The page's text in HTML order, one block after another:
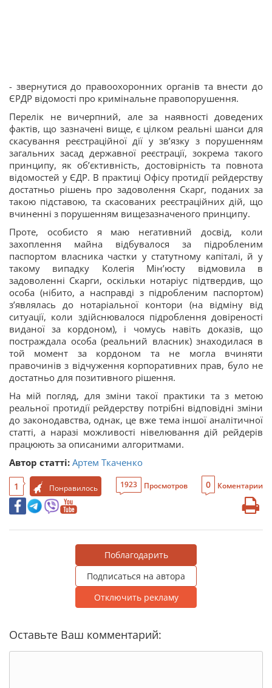
- звернутися до правоохоронних органів та внести до
ЄРДР відомості про кримінальне правопорушення.
Перелік не вичерпний, але за наявності доведених
фактів, що зазначені вище, є цілком реальні шанси для
скасування реєстраційної дії у зв’язку з порушенням
загальних засад державної реєстрації, зокрема такого
принципу, як об’єктивність, достовірність та повнота
відомостей у ЄДР. В практиці Офісу протидії рейдерству
достатньо рішень про задоволення Скарг, поданих за
такою підставою, та скасованих реєстраційних дій, що
вчиненні з порушенням вищезазначеного принципу.
Проте, особисто я маю негативний досвід, коли
захоплення майна відбувалося за підробленим
паспортом власника частки у статутному капіталі, й у
такому випадку Колегія Мін’юсту відмовила в
задоволенні Скарги, оскільки нотаріус підтвердив, що
особа (нібито, а насправді з підробленим паспортом)
з’являлась до нотаріальної контори (на відміну від
ситуації, коли здійснювалося підроблення довіреності
виданої за кордоном), і чомусь навіть доказів, що
постраждала особа (реальний власник) знаходилася в
той момент за кордоном та не могла вчиняти
правочинів з відчуження корпоративних прав, було не
достатньо для позитивного рішення.
На мій погляд, для зміни такої практики та з метою
реальної протидії рейдерству потрібні відповідні зміни
до законодавства, однак, це вже тема іншої аналітичної
статті, а наразі можливості нівелювання дій рейдерів
працюють за описаними алгоритмами.
Автор статті: Артем Ткаченко
1 Понравилось 1923 Просмотров 0 Коментарии
Поблагодарить
Подписаться на автора
Отключить рекламу
Оставьте Ваш комментарий: